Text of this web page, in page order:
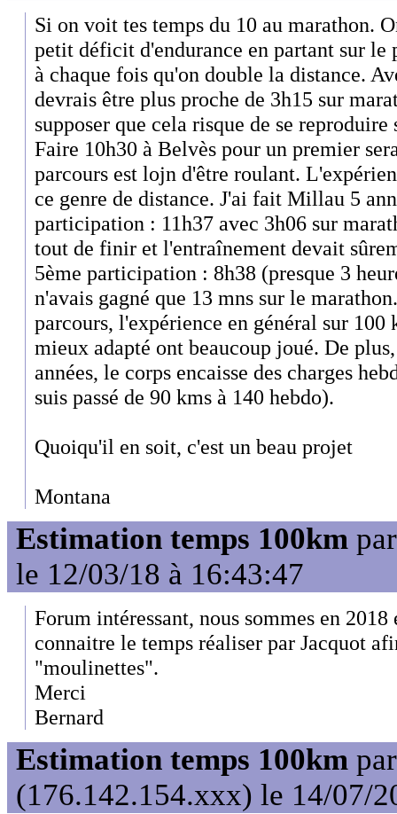
Si on voit tes temps du 10 au marathon.
petit déficit d'endurance en partant sur
à chaque fois qu'on double la distance.
devrais être plus proche de 3h15 sur
supposer que cela risque de se reproduire
Faire 10h30 à Belvès pour un premier
parcours est lojn d'être roulant.
ce genre de distance. J'ai fait Millau 5
participation : 11h37 avec 3h06 sur
tout de finir et l'entraînement devait
5ème participation : 8h38 (presque 3
n'avais gagné que 13 mns sur le
parcours, l'expérience en général sur 100
mieux adapté ont beaucoup joué. De
années, le corps encaisse des charges
suis passé de 90 kms à 140 hebdo).
Quoiqu'il en soit, c'est un beau projet
Montana
Estimation temps 100km
le 12/03/18 à 16:43:47
Forum intéressant, nous sommes en
connaitre le temps réaliser par Jacquot
"moulinettes".
Merci
Bernard
Estimation temps 100km
(176.142.154.xxx) le 14/07/